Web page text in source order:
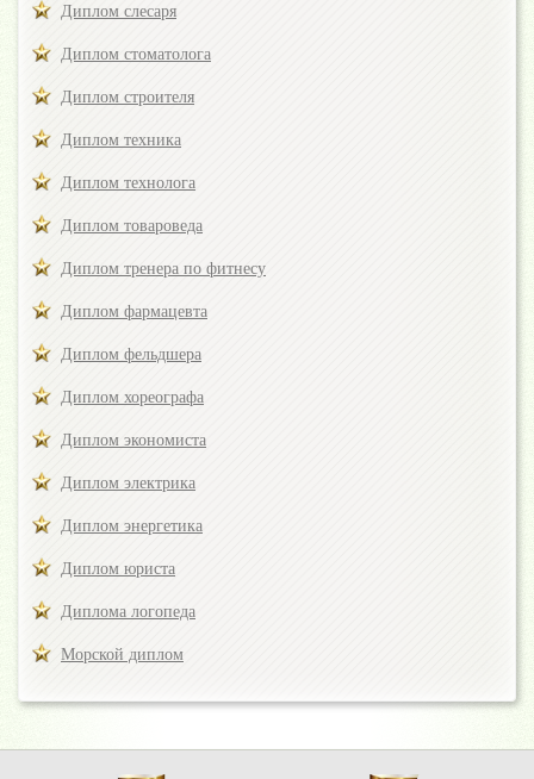
Диплом слесаря
Диплом стоматолога
Диплом строителя
Диплом техника
Диплом технолога
Диплом товароведа
Диплом тренера по фитнесу
Диплом фармацевта
Диплом фельдшера
Диплом хореографа
Диплом экономиста
Диплом электрика
Диплом энергетика
Диплом юриста
Диплома логопеда
Морской диплом